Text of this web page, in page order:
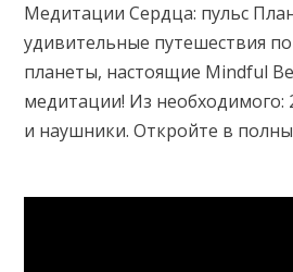
Медитации Сердца: пульс
удивительные путешествия
планеты, настоящие Mindful
медитации! Из необходимого:
и наушники. Откройте в